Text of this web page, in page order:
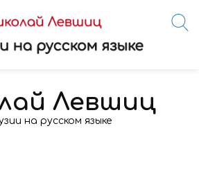
Левшиц
на русском языке